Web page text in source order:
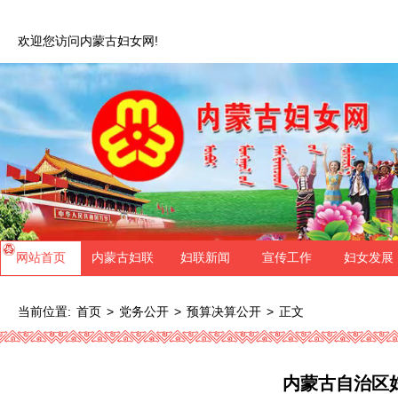
欢迎您访问内蒙古妇女网!
网站首页 内蒙古妇联 妇联新闻 宣传工作 妇女发展
当前位置: 首页 > 党务公开 > 预算决算公开 > 正文
内蒙古自治区